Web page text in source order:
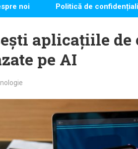
noi Politică de
aplicațiile de
pe AI